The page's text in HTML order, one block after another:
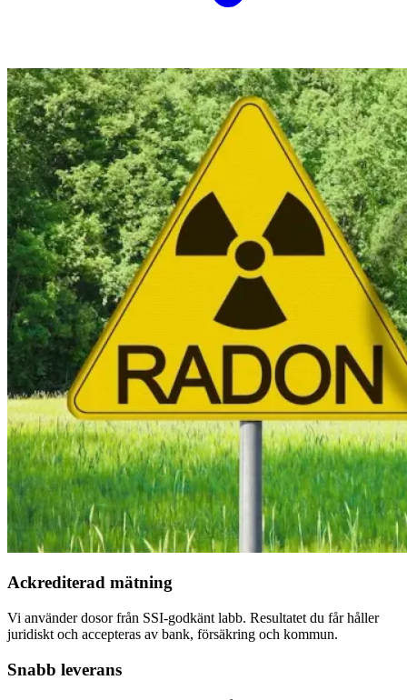
Ackrediterad mätning
Vi använder dosor från SSI-godkänt labb. Resultatet du får håller
juridiskt och accepteras av bank, försäkring och kommun.
Snabb leverans